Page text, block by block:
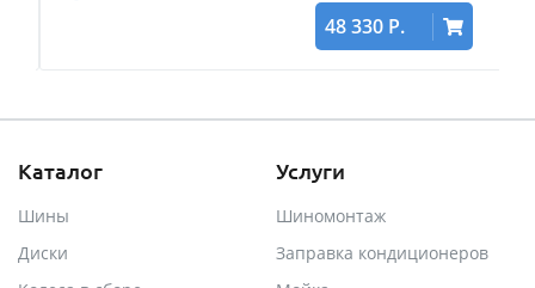
48 330 Р.
Каталог
Шины
Диски
Услуги
Шиномонтаж
Заправка кондиционеров